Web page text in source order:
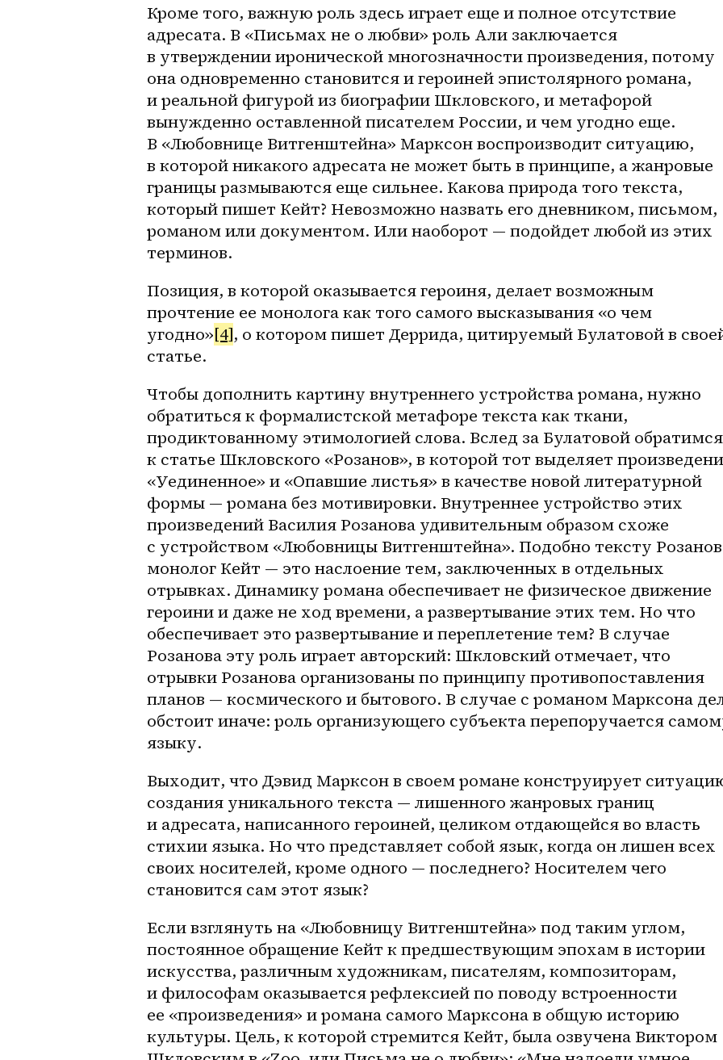
Кроме того, важную роль здесь играет еще и полное отсутствие
адресата. В «Письмах не о любви» роль Али заключается
в утверждении иронической многозначности произведения, потому
она одновременно становится и героиней эпистолярного романа,
и реальной фигурой из биографии Шкловского, и метафорой
вынужденно оставленной писателем России, и чем угодно еще.
В «Любовнице Витгенштейна» Марксон воспроизводит ситуацию,
в которой никакого адресата не может быть в принципе, а жанровые
границы размываются еще сильнее. Какова природа того текста,
который пишет Кейт? Невозможно назвать его дневником, письмом,
романом или документом. Или наоборот — подойдет любой из этих
терминов.
Позиция, в которой оказывается героиня, делает возможным
прочтение ее монолога как того самого высказывания «о чем
угодно»[4], о котором пишет Деррида, цитируемый Булатовой в
статье.
Чтобы дополнить картину внутреннего устройства романа, нужно
обратиться к формалистской метафоре текста как ткани,
продиктованному этимологией слова. Вслед за Булатовой обратимся
к статье Шкловского «Розанов», в которой тот выделяет
«Уединенное» и «Опавшие листья» в качестве новой литературной
формы — романа без мотивировки. Внутреннее устройство этих
произведений Василия Розанова удивительным образом схоже
с устройством «Любовницы Витгенштейна». Подобно тексту
монолог Кейт — это наслоение тем, заключенных в отдельных
отрывках. Динамику романа обеспечивает не физическое движение
героини и даже не ход времени, а развертывание этих тем. Но что
обеспечивает это развертывание и переплетение тем? В случае
Розанова эту роль играет авторский: Шкловский отмечает, что
отрывки Розанова организованы по принципу противопоставления
планов — космического и бытового. В случае с романом Марксона
обстоит иначе: роль организующего субъекта перепоручается
языку.
Выходит, что Дэвид Марксон в своем романе конструирует
создания уникального текста — лишенного жанровых границ
и адресата, написанного героиней, целиком отдающейся во власть
стихии языка. Но что представляет собой язык, когда он лишен всех
своих носителей, кроме одного — последнего? Носителем чего
становится сам этот язык?
Если взглянуть на «Любовницу Витгенштейна» под таким углом,
постоянное обращение Кейт к предшествующим эпохам в истории
искусства, различным художникам, писателям, композиторам,
и философам оказывается рефлексией по поводу встроенности
ее «произведения» и романа самого Марксона в общую историю
культуры. Цель, к которой стремится Кейт, была озвучена Виктором